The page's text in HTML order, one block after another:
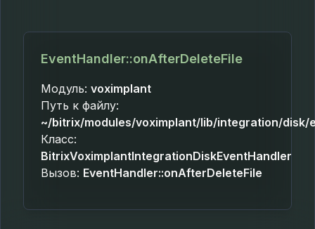
EventHandler::onAfterDeleteFile
Модуль: voximplant
Путь к файлу:
~/bitrix/modules/voximplant/lib/integration/disk/
Класс:
BitrixVoximplantIntegrationDiskEventHandler
Вызов: EventHandler::onAfterDeleteFile